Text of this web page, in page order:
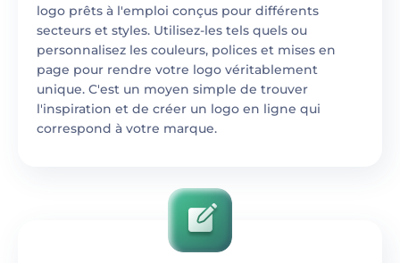
logo prêts à l'emploi conçus pour différents
secteurs et styles. Utilisez-les tels quels ou
personnalisez les couleurs, polices et mises en
page pour rendre votre logo véritablement
unique. C'est un moyen simple de trouver
l'inspiration et de créer un logo en ligne qui
correspond à votre marque.